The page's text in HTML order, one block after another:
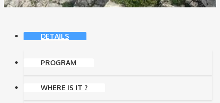
DETAILS
PROGRAM
WHERE IS IT ?